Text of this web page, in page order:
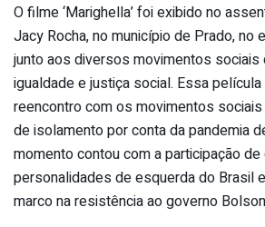
O filme ‘Marighella’ foi exibido no
Jacy Rocha, no município de Prado, no
junto aos diversos movimentos sociais
igualdade e justiça social. Essa
reencontro com os movimentos
de isolamento por conta da pandemia
momento contou com a participação
personalidades de esquerda do Brasil
marco na resistência ao governo